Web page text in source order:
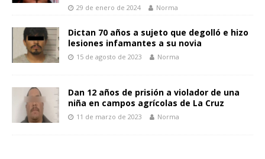
29 de enero de 2024 Norma
Dictan 70 años a sujeto que degolló e hizo
lesiones infamantes a su novia
15 de agosto de 2023 Norma
Dan 12 años de prisión a violador de una
niña en campos agrícolas de La Cruz
11 de marzo de 2023 Norma